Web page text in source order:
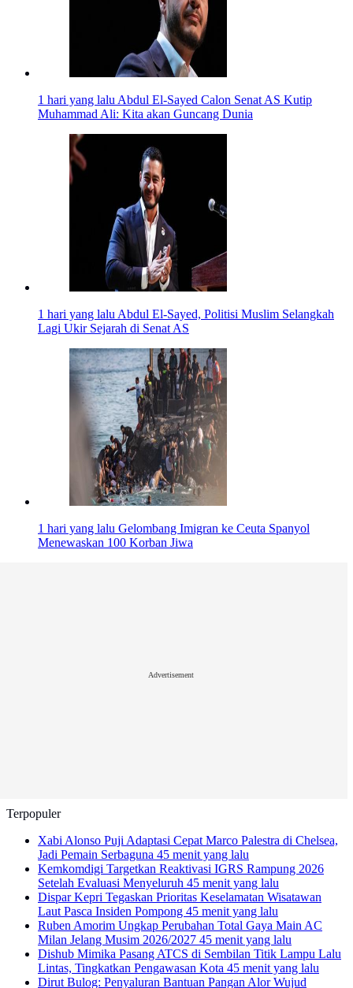
1 hari yang lalu Abdul El-Sayed Calon Senat AS Kutip
Muhammad Ali: Kita akan Guncang Dunia
1 hari yang lalu Abdul El-Sayed, Politisi Muslim Selangkah
Lagi Ukir Sejarah di Senat AS
1 hari yang lalu Gelombang Imigran ke Ceuta Spanyol
Menewaskan 100 Korban Jiwa
Advertisement
Terpopuler
Xabi Alonso Puji Adaptasi Cepat Marco Palestra di Chelsea,
Jadi Pemain Serbaguna 45 menit yang lalu
Kemkomdigi Targetkan Reaktivasi IGRS Rampung 2026
Setelah Evaluasi Menyeluruh 45 menit yang lalu
Dispar Kepri Tegaskan Prioritas Keselamatan Wisatawan
Laut Pasca Insiden Pompong 45 menit yang lalu
Ruben Amorim Ungkap Perubahan Total Gaya Main AC
Milan Jelang Musim 2026/2027 45 menit yang lalu
Dishub Mimika Pasang ATCS di Sembilan Titik Lampu Lalu
Lintas, Tingkatkan Pengawasan Kota 45 menit yang lalu
Dirut Bulog: Penyaluran Bantuan Pangan Alor Wujud